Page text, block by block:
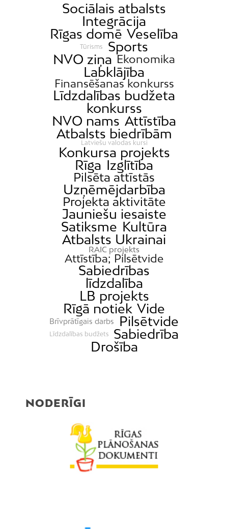
Sociālais atbalsts
Integrācija
Rīgas domē Veselība
Tūrisms
Sports
NVO ziņa Ekonomika
Labklājība
Finansēšanas konkurss
Līdzdalības budžeta
konkurss
NVO nams Attīstība
Atbalsts biedrībām
Latviešu valodas kursi
Konkursa projekts
Rīga Izglītība
Pilsēta attīstās
Uzņēmējdarbība
Projekta aktivitāte
Jauniešu iesaiste
Satiksme Kultūra
Atbalsts Ukrainai
RAIC projekts
Attīstība; Pilsētvide
Sabiedrības
līdzdalība
LB projekts
Rīgā notiek Vide
Brīvprātīgais darbs Pilsētvide
Līdzdalības budžets
Sabiedrība
Drošība
NODERĪGI